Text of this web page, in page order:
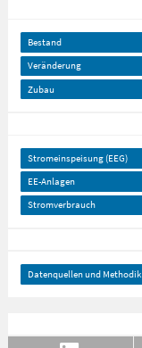
Bestand
Veränderung
Zubau
Stromeinspeisung (EEG)
EE-Anlagen
Stromverbrauch
Datenquellen und Methodik